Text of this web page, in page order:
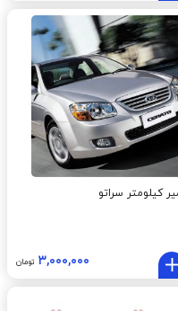
کیلومتر سراتو
۳,۰۰۰,۰۰۰ تومان